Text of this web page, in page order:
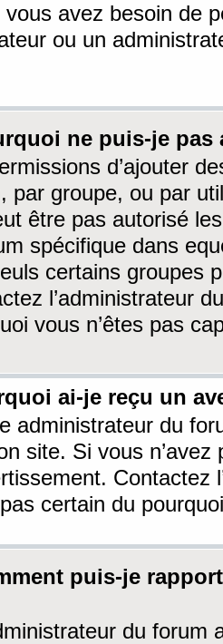
vous avez besoin de
ou un
ne puis-je
d’ajouter
par groupe, ou par
être pas autorisé
spécifique dans
certains groupes
l’administrateur
vous n’êtes pas
ai-je reçu un
administrateur du
site. Si vous
Contactez
pas certain du
puis-je
du forum